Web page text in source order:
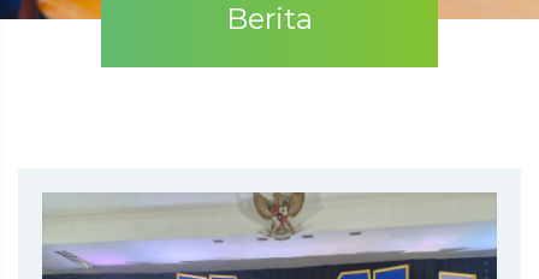
Berita